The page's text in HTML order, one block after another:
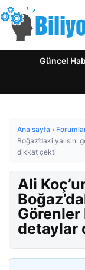
Güncel
Ana sayfa ›
Boğaz’daki
dikkat çekti
Ali
Görenler
detaylar